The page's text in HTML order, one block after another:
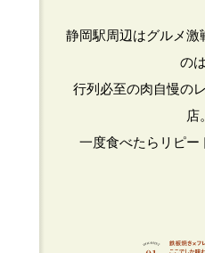
静岡駅周辺はグルメ激
のは
行列必至の肉自慢の
店。
一度食べたらリピー